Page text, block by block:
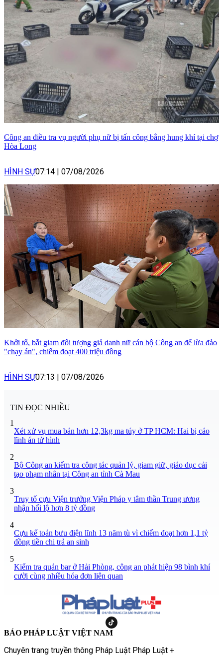
Công an điều tra vụ người phụ nữ bị tấn công bằng hung khí tại chợ
Hòa Long
HÌNH SỰ07:14 07/08/2026
Khởi tố, bắt giam đối tượng giả danh nữ cán bộ Công an để lừa đảo
"chạy án", chiếm đoạt 400 triệu đồng
HÌNH SỰ07:13 07/08/2026
TIN ĐỌC NHIỀU
1
Xét xử vụ mua bán hơn 12,3kg ma túy ở TP HCM: Hai bị cáo
lĩnh án tử hình
2
Bộ Công an kiểm tra công tác quản lý, giam giữ, giáo dục cải
tạo phạm nhân tại Công an tỉnh Cà Mau
3
Truy tố cựu Viện trưởng Viện Pháp y tâm thần Trung ương
nhận hối lộ hơn 8 tỷ đồng
4
Cựu kế toán bưu điện lĩnh 13 năm tù vì chiếm đoạt hơn 1,1 tỷ
đồng tiền chi trả an sinh
5
Kiểm tra quán bar ở Hải Phòng, công an phát hiện 98 bình khí
cười cùng nhiều hóa đơn liên quan
BÁO PHÁP LUẬT VIỆT NAM
Chuyên trang truyền thông Pháp Luật Pháp Luật +